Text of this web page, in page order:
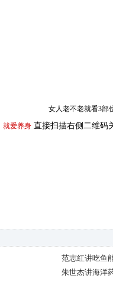
女人老不老就看3部
就爱养身 直接扫描右侧二维码
范志红讲吃鱼
朱世杰讲海洋